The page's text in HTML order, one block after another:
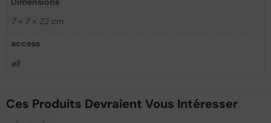
7 × 7 × 22 cm
access
all
Ces Produits Devraient Vous Intéresser